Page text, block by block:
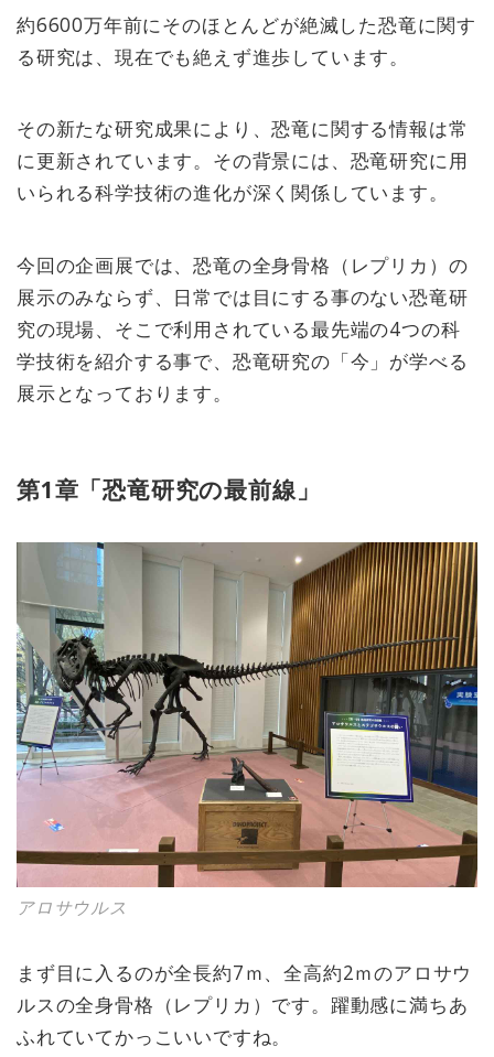
約6600万年前にそのほとんどが絶滅した恐竜に関す
る研究は、現在でも絶えず進歩しています。
その新たな研究成果により、恐竜に関する情報は常
に更新されています。その背景には、恐竜研究に用
いられる科学技術の進化が深く関係しています。
今回の企画展では、恐竜の全身骨格（レプリカ）の
展示のみならず、日常では目にする事のない恐竜研
究の現場、そこで利用されている最先端の4つの科
学技術を紹介する事で、恐竜研究の「今」が学べる
展示となっております。
第1章「恐竜研究の最前線」
アロサウルス
まず目に入るのが全長約7ｍ、全高約2ｍのアロサウ
ルスの全身骨格（レプリカ）です。躍動感に満ちあ
ふれていてかっこいいですね。